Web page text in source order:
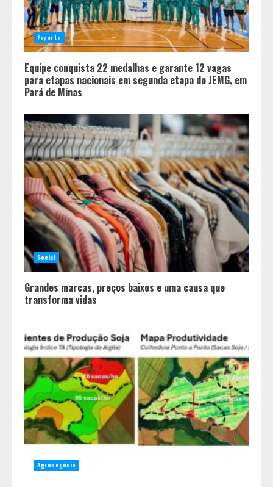
Esporte
Equipe conquista 22 medalhas e garante 12 vagas
para etapas nacionais em segunda etapa do JEMG, em
Pará de Minas
Social
Grandes marcas, preços baixos e uma causa que
transforma vidas
Agronegócio